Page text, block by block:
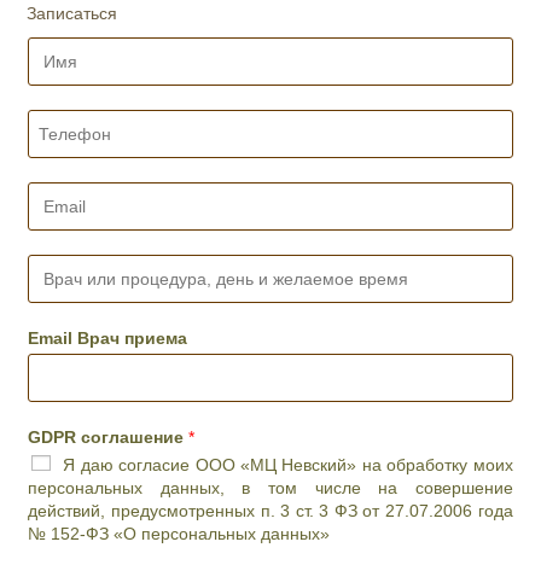
Записаться
И
*
Т
е
о
н
E
i
*
В
ч
и
и
р
о
ц
е
д
Email Врач приема
GDPR соглашение*
Я даю согласие ООО «МЦ Невский» на обработку моих
персональных данных, в том числе на совершение
действий, предусмотренных п. 3 ст. 3 ФЗ от 27.07.2006 года
№ 152-ФЗ «О персональных данных»